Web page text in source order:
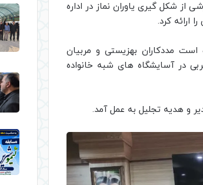
از شکل گیری یاوران نماز در اداره
ارائه کرد.
مددکاران بهزیستی و مربیان
در آسایشگاه های شبه خانواده
و هدیه تجلیل به عمل آمد.